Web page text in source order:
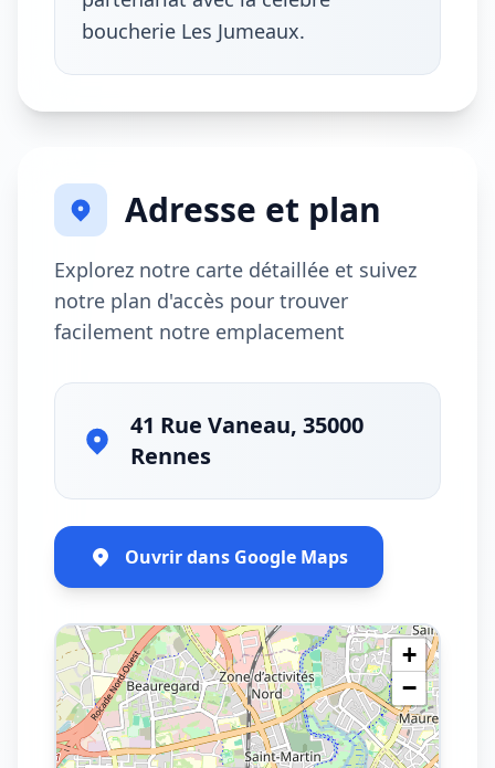
boucherie Les Jumeaux.
Adresse et plan
Explorez notre carte détaillée et suivez
notre plan d'accès pour trouver
facilement notre emplacement
41 Rue Vaneau, 35000
Rennes
Ouvrir dans Google Maps
+
−